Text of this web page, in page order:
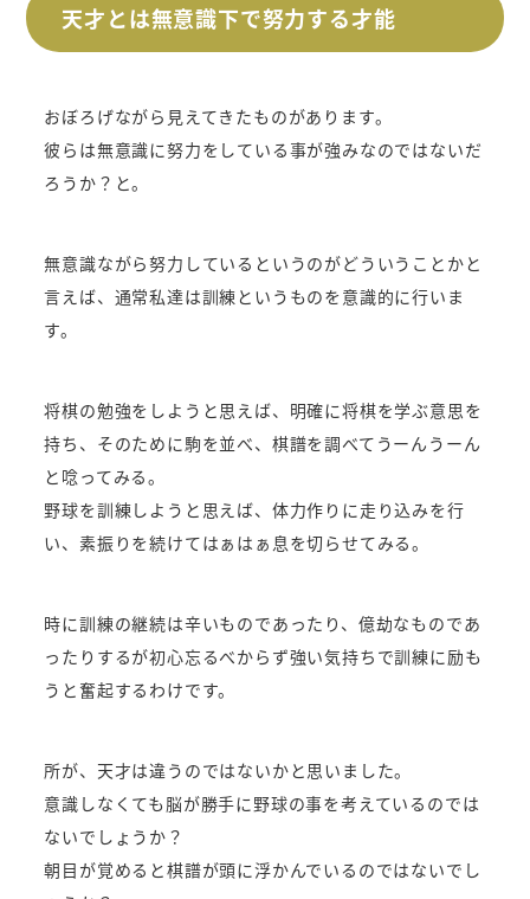
天才とは無意識下で努力する才能
おぼろげながら見えてきたものがあります。
彼らは無意識に努力をしている事が強みなのではないだ
ろうか？と。
無意識ながら努力しているというのがどういうことかと
言えば、通常私達は訓練というものを意識的に行いま
す。
将棋の勉強をしようと思えば、明確に将棋を学ぶ意思を
持ち、そのために駒を並べ、棋譜を調べてうーんうーん
と唸ってみる。
野球を訓練しようと思えば、体力作りに走り込みを行
い、素振りを続けてはぁはぁ息を切らせてみる。
時に訓練の継続は辛いものであったり、億劫なものであ
ったりするが初心忘るべからず強い気持ちで訓練に励も
うと奮起するわけです。
所が、天才は違うのではないかと思いました。
意識しなくても脳が勝手に野球の事を考えているのでは
ないでしょうか？
朝目が覚めると棋譜が頭に浮かんでいるのではないでし